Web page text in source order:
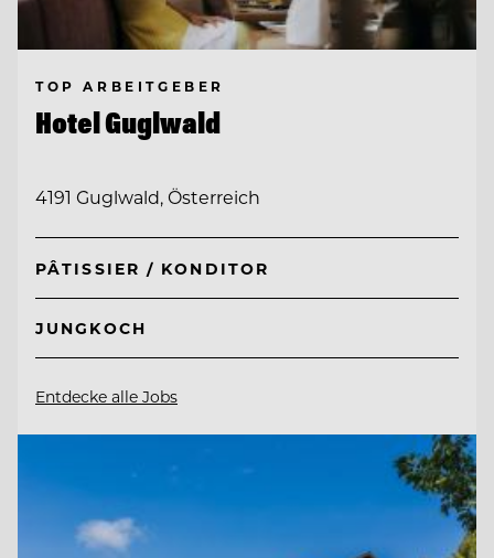
TOP ARBEITGEBER
Hotel Guglwald
4191 Guglwald, Österreich
PÂTISSIER / KONDITOR
JUNGKOCH
Entdecke alle Jobs